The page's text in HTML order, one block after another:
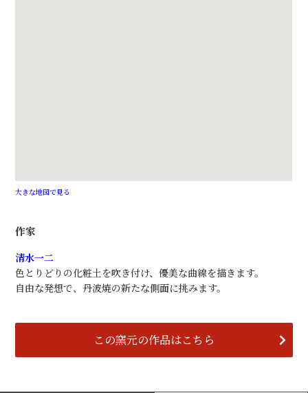
大きな地図で見る
作家
清水一二
色とりどりの化粧土を吹き付け、優美な曲線を描きます。
自由な発想で、丹波焼の新たな側面に挑みます。
この窯元の作品はこちら